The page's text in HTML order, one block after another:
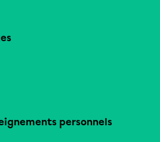
personnels